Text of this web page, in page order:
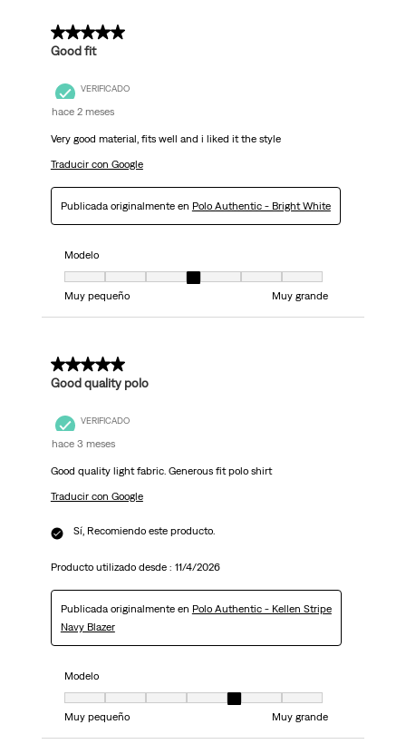
5 de 5 estrellas.
Good fit
VERIFICADO
hace 2 meses
Very good material, fits well and i liked it the style
Traducir con Google
Publicada originalmente en Polo Authentic - Bright White
Modelo
Modelo, 4 de 7, donde 1 es igual a Muy pequeño y 7 es igual a Muy
Muy pequeño
Muy grande
5 de 5 estrellas.
Good quality polo
VERIFICADO
hace 3 meses
Good quality light fabric. Generous fit polo shirt
Traducir con Google
Sí, Recomiendo este producto.
Producto utilizado desde : 11/4/2026
Publicada originalmente en Polo Authentic - Kellen Stripe
Navy Blazer
Modelo
Modelo, 5 de 7, donde 1 es igual a Muy pequeño y 7 es igual a Muy
Muy pequeño
Muy grande